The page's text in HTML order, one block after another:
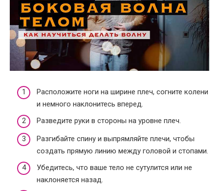
Расположите ноги на ширине плеч, согните колени
и немного наклонитесь вперед.
Разведите руки в стороны на уровне плеч.
Разгибайте спину и выпрямляйте плечи, чтобы
создать прямую линию между головой и стопами.
Убедитесь, что ваше тело не сутулится или не
наклоняется назад.